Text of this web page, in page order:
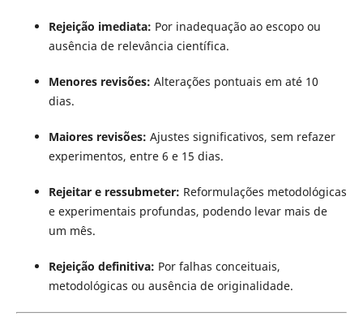
Rejeição imediata: Por inadequação ao escopo ou
ausência de relevância científica.
Menores revisões: Alterações pontuais em até 10
dias.
Maiores revisões: Ajustes significativos, sem refazer
experimentos, entre 6 e 15 dias.
Rejeitar e ressubmeter: Reformulações metodológicas
e experimentais profundas, podendo levar mais de
um mês.
Rejeição definitiva: Por falhas conceituais,
metodológicas ou ausência de originalidade.